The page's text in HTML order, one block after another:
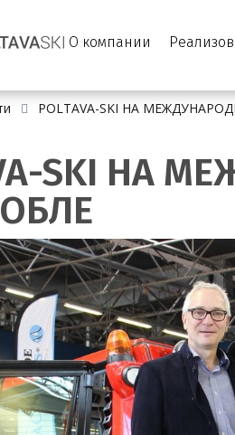
О компании
POLTAVA-SKI НА
SKI НА